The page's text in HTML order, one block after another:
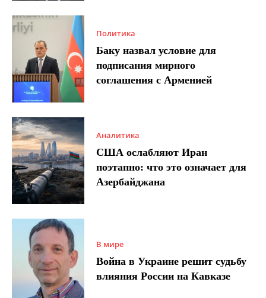
Политика
Баку назвал условие для
подписания мирного
соглашения с Арменией
Аналитика
США ослабляют Иран
поэтапно: что это означает для
Азербайджана
В мире
Война в Украине решит судьбу
влияния России на Кавказе